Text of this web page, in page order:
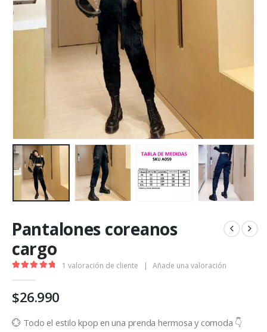
Pantalones coreanos
cargo
1 valoración de cliente | Añade una valoración
$26.990
💮 Todo el estilo kpop en una prenda hermosa y comoda 👇